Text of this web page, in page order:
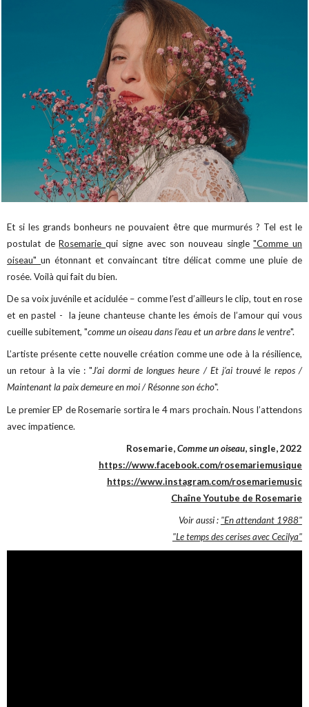
Et si les grands bonheurs ne pouvaient être que murmurés ? Tel est le
postulat deRosemariequi signe avec son nouveau single"Comme un
oiseau"un étonnant et convaincant titre délicat comme une pluie de
rosée. Voilà qui fait du bien.
De sa voix juvénile et acidulée – comme l’est d’ailleurs le clip, tout en rose
et en pastel - la jeune chanteuse chante les émois de l’amour qui vous
cueille subitement, "comme un oiseau dans l’eau et un arbre dans le ventre".
L’artiste présente cette nouvelle création comme une ode à la résilience,
un retour à la vie : "J’ai dormi de longues heure / Et j’ai trouvé le repos /
Maintenant la paix demeure en moi / Résonne son écho".
Le premier EP de Rosemarie sortira le 4 mars prochain. Nous l’attendons
avec impatience.
Rosemarie,Comme un oiseau, single, 2022
https://www.facebook.com/rosemariemusique
https://www.instagram.com/rosemariemusic
Chaîne Youtube de Rosemarie
Voir aussi : "En attendant 1988"
"Le temps des cerises avec Cecilya"